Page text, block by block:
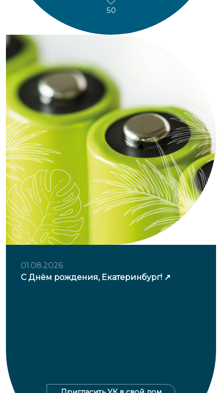
50
01.08.2026
С Днём рождения, Екатеринбург!